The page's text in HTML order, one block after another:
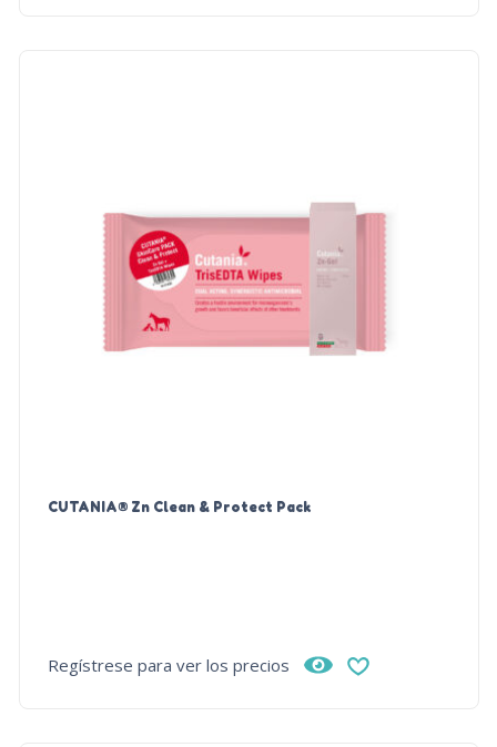
CUTANIA® Zn Clean & Protect Pack
Regístrese para ver los precios